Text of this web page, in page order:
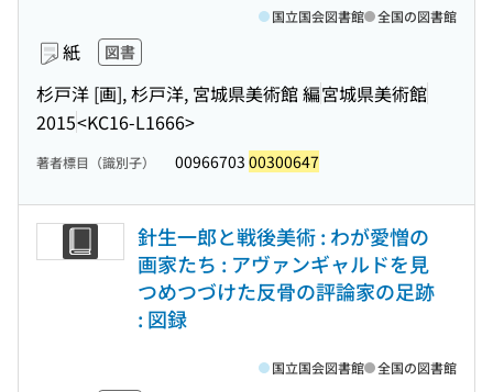
紙 図書
杉戸洋 [画], 杉戸洋, 宮城県美術館 編宮城県美術館
2015<KC16-L1666>
国立国会図書館 全国の図書館
著者標目（識別子） 00966703 00300647
針生一郎と戦後美術 : わが愛憎の
画家たち : アヴァンギャルドを見
つめつづけた反骨の評論家の足跡
: 図録
国立国会図書館 全国の図書館